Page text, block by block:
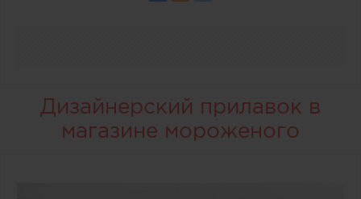
Дизайнерский прилавок в
магазине мороженого